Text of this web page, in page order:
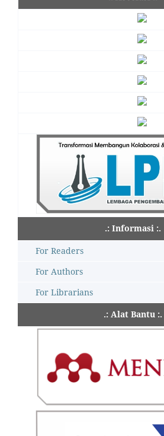
.: Informasi :.
For Readers
For Authors
For Librarians
.: Alat Bantu :.